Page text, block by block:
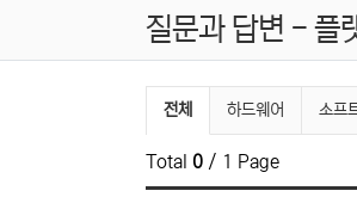
질문과 답변 - 플
질문과 답변 - 플
전체 하드웨어 소프
Total 0 / 1 Page